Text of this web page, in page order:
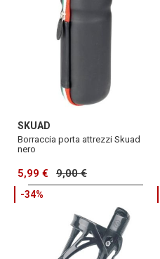
SKUAD
Borraccia porta attrezzi Skuad
nero
5,99 € 9,00 €
-34%